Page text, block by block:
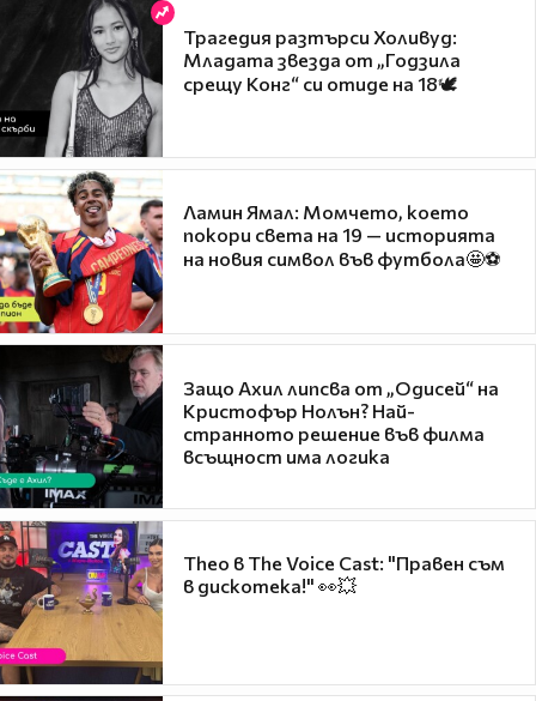
Трагедия разтърси Холивуд:
Младата звезда от „Годзила
срещу Конг“ си отиде на 18🕊️
Ламин Ямал: Момчето, което
покори света на 19 — историята
на новия символ във футбола🤩⚽
Защо Ахил липсва от „Одисей“ на
Кристофър Нолън? Най-
странното решение във филма
всъщност има логика
Theo в The Voice Cast: "Правен съм
в дискотека!" 👀💥